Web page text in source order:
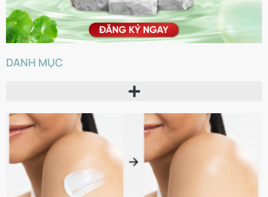
DANH MỤC